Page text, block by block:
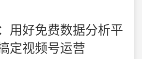
用好免费数据分析平
定视频号运营